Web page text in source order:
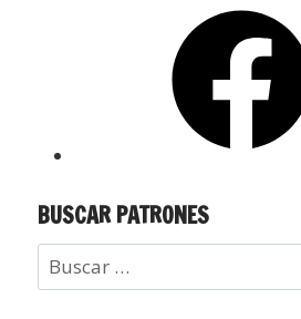
BUSCAR PATRONES